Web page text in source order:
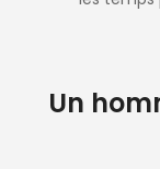
Un